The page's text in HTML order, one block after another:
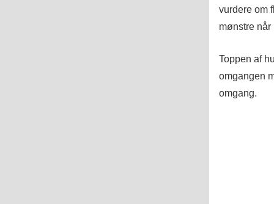
vurdere om
mønstre når
Toppen af
omgangen
omgang.